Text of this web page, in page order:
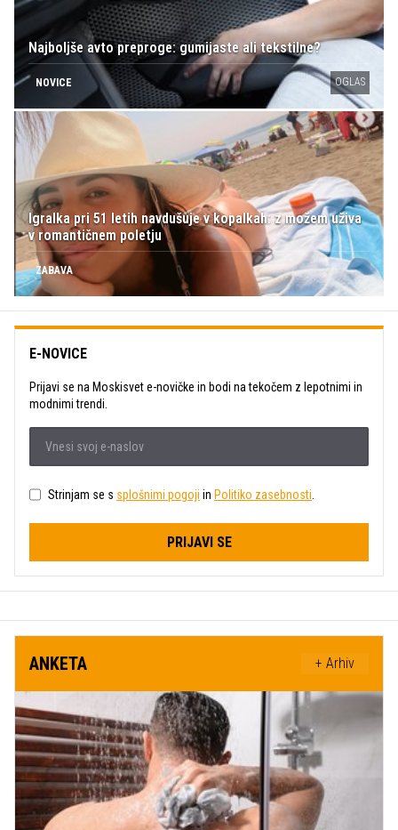
Najboljše avto preproge: gumijaste ali tekstilne?
NOVICE OGLAS
Igralka pri 51 letih navdušuje v kopalkah: z možem uživa
v romantičnem poletju
ZABAVA
E-NOVICE
Prijavi se na Moskisvet e-novičke in bodi na tekočem z lepotnimi in
modnimi trendi.
Strinjam se s splošnimi pogoji in Politiko zasebnosti
PRIJAVI SE
ANKETA + Arhiv